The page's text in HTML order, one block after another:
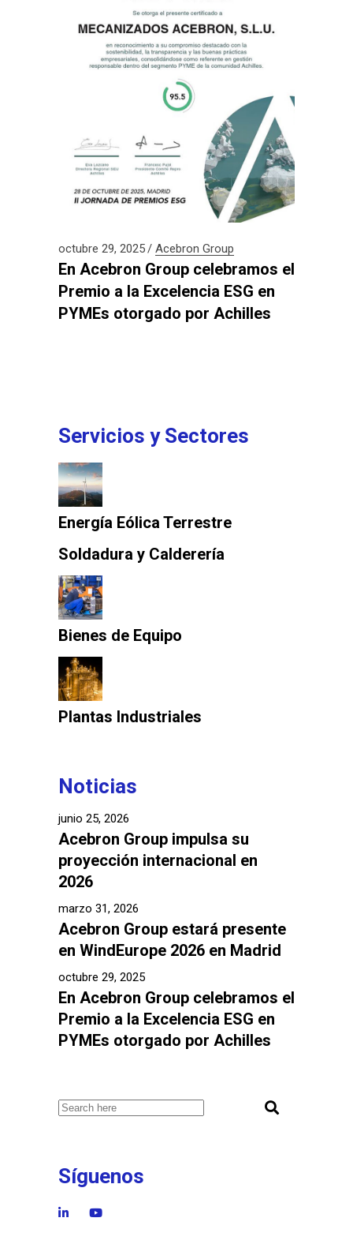
octubre 29, 2025 Acebron Group
En Acebron Group celebramos el
Premio a la Excelencia ESG en
PYMEs otorgado por Achilles
Servicios y Sectores
Energía Eólica Terrestre
Soldadura y Calderería
Bienes de Equipo
Plantas Industriales
Noticias
junio 25, 2026
Acebron Group impulsa su
proyección internacional en
2026
marzo 31, 2026
Acebron Group estará presente
en WindEurope 2026 en Madrid
octubre 29, 2025
En Acebron Group celebramos el
Premio a la Excelencia ESG en
PYMEs otorgado por Achilles
Síguenos